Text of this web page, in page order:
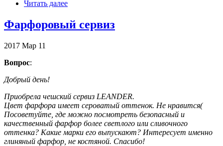
Читать далее
Фарфоровый сервиз
2017 Мар 11
Вопрос:
Добрый день!
Приобрела чешский сервиз LEANDER.
Цвет фарфора имеет сероватый оттенок. Не нравится(
Посоветуйте, где можно посмотреть безопасный и
качественный фарфор более светлого или сливочного
оттенка? Какие марки его выпускают? Интересует именно
глиняный фарфор, не костяной. Спасибо!